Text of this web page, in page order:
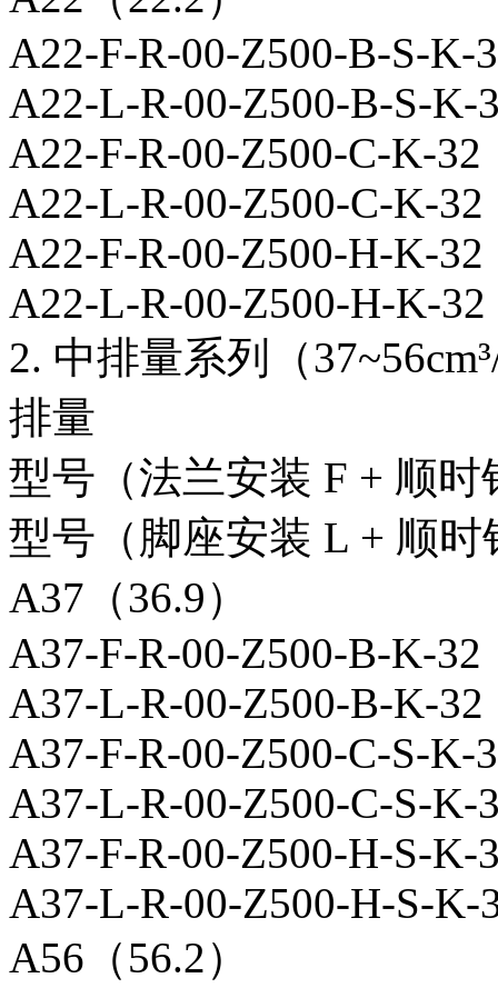
A22-F-R-00-Z500-B-S-K-
A22-L-R-00-Z500-B-S-K-
A22-F-R-00-Z500-C-K-32
A22-L-R-00-Z500-C-K-32
A22-F-R-00-Z500-H-K-32
A22-L-R-00-Z500-H-K-32
2. 中排量系列（
排量
型号（法兰安装 F + 顺时
型号（脚座安装 L + 顺时
A37（36.9）
A37-F-R-00-Z500-B-K-32
A37-L-R-00-Z500-B-K-32
A37-F-R-00-Z500-C-S-K-
A37-L-R-00-Z500-C-S-K-
A37-F-R-00-Z500-H-S-K-
A37-L-R-00-Z500-H-S-K-
A56（56.2）